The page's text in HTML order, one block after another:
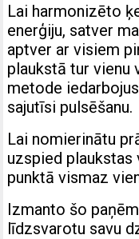
Lai harmonizēto
enerģiju, satver
aptver ar visiem
plaukstā tur vienu
metode
sajutīsi pulsēšanu.
Lai nomierinātu
uzspied plaukstas
punktā vismaz
Izmanto šo
līdzsvarotu savu